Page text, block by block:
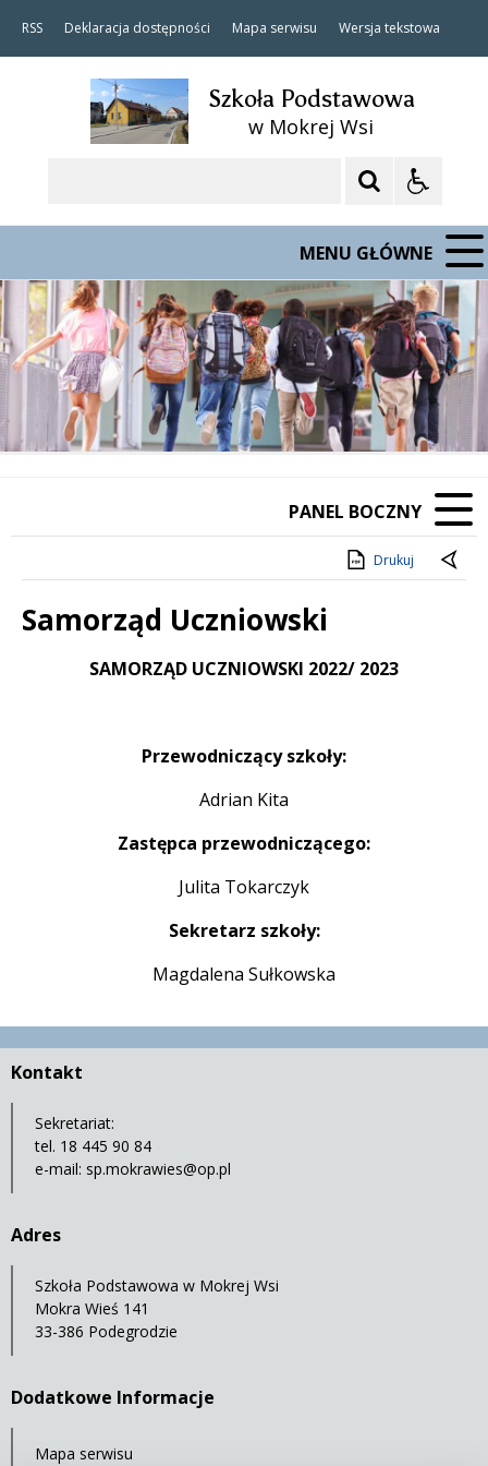
RSS Deklaracja dostępności Mapa serwisu Wersja tekstowa
Szkoła Podstawowa
w Mokrej Wsi
MENU GŁÓWNE
PANEL BOCZNY
Drukuj
Samorząd Uczniowski
SAMORZĄD UCZNIOWSKI 2022/ 2023
Przewodniczący szkoły:
Adrian Kita
Zastępca przewodniczącego:
Julita Tokarczyk
Sekretarz szkoły:
Magdalena Sułkowska
Kontakt
Sekretariat:
tel. 18 445 90 84
e-mail: sp.mokrawies@op.pl
Adres
Szkoła Podstawowa w Mokrej Wsi
Mokra Wieś 141
33-386 Podegrodzie
Dodatkowe Informacje
Mapa serwisu